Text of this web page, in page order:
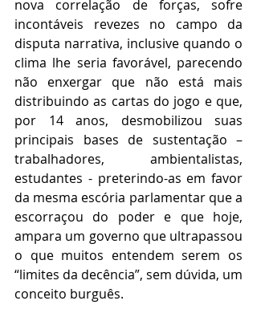
nova correlação de forças, sofre
incontáveis revezes no campo da
disputa narrativa, inclusive quando o
clima lhe seria favorável, parecendo
não enxergar que não está mais
distribuindo as cartas do jogo e que,
por 14 anos, desmobilizou suas
principais bases de sustentação –
trabalhadores, ambientalistas,
estudantes - preterindo-as em favor
da mesma escória parlamentar que a
escorraçou do poder e que hoje,
ampara um governo que ultrapassou
o que muitos entendem serem os
“limites da decência”, sem dúvida, um
conceito burguês.